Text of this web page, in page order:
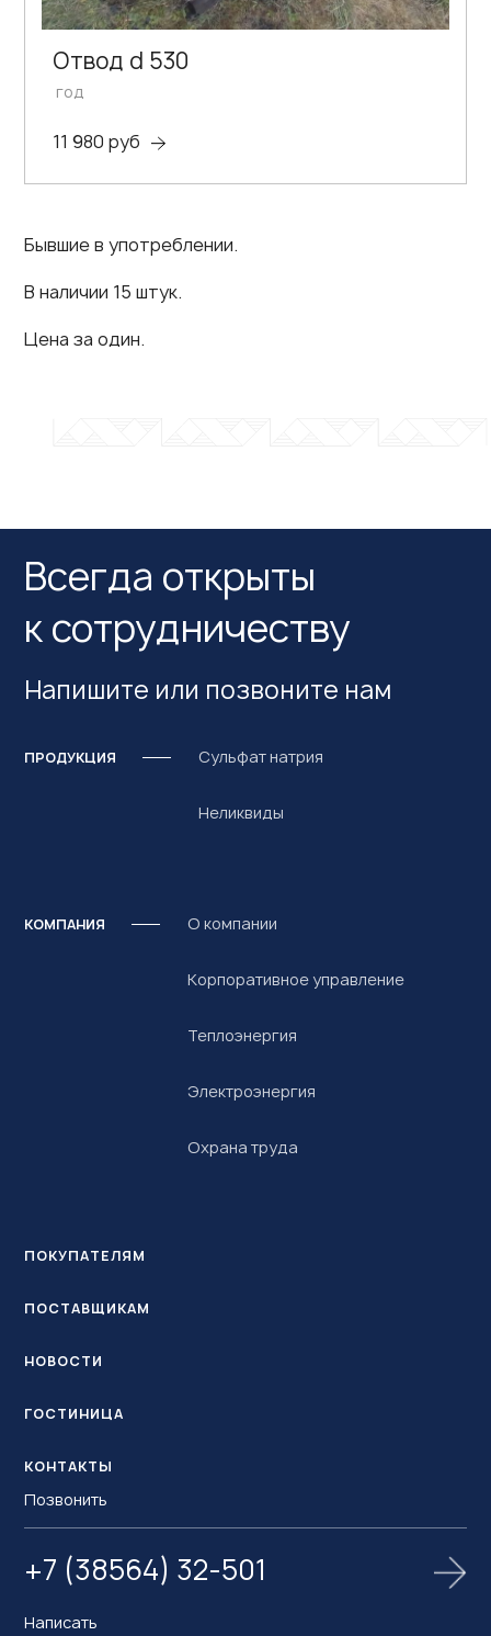
Отвод d 530
год
11 980 руб
Бывшие в употреблении.
В наличии 15 штук.
Цена за один.
Всегда открыты
к сотрудничеству
Напишите или позвоните нам
ПРОДУКЦИЯ Сульфат натрия
Неликвиды
КОМПАНИЯ О компании
Корпоративное управление
Теплоэнергия
Электроэнергия
Охрана труда
ПОКУПАТЕЛЯМ
ПОСТАВЩИКАМ
НОВОСТИ
ГОСТИНИЦА
КОНТАКТЫ
Позвонить
+7 (38564) 32-501
Написать